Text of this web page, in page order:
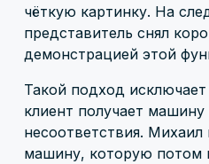
чёткую картинку. На
представитель снял
демонстрацией этой
Такой подход
клиент получает
несоответствия.
машину, которую потом